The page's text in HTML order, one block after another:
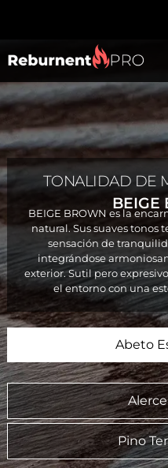
TONALIDAD DE
BEIGE
BEIGE BROWN es la
natural. Sus suaves tonos
sensación de
integrándose
exterior. Sutil pero
el entorno con una
Abeto
Pino